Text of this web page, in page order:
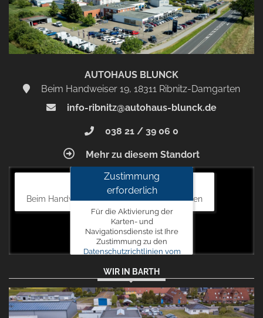
AUTOHAUS BLUNCK
Beim Handweiser 19, 18311 Ribnitz-Damgarten
info-ribnitz@autohaus-blunck.de
038 21 / 39 06 0
Mehr zu diesem Standort
Autohaus Blunck
Beim Handweiser 19, 18311 Ribnitz-Damgarten
Zustimmung
erforderlich
Für die Aktivierung der
Karten- und
Navigationsdienste ist Ihre
Zustimmung zu den
Datenschutzrichtlinien vom
erforderlich.
Zustimmen
und
WIR IN BARTH